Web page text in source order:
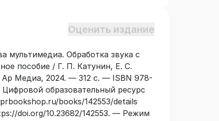
издании приведены также
требованиями Федерального
высшего образования.
по укрупненным группам
«Информатика и вычислительная
системы связи» в рамках изучения
и «Аудиовизуальные
Оценить издание
мультимедиа. Обработка звука с
пособие / Г. П. Катунин, Е. С.
Медиа, 2024. — 312 с. — ISBN 978-
образовательный ресурс
books/142553/details
doi.org/10.23682/142553. — Режим